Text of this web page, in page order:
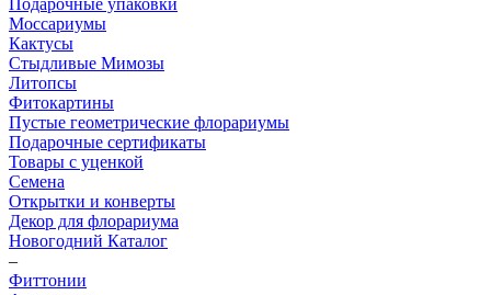
Подарочные упаковки
Моссариумы
Кактусы
Стыдливые Мимозы
Литопсы
Фитокартины
Пустые геометрические флорариумы
Подарочные сертификаты
Товары с уценкой
Семена
Открытки и конверты
Декор для флорариума
Новогодний Каталог
–
Фиттонии